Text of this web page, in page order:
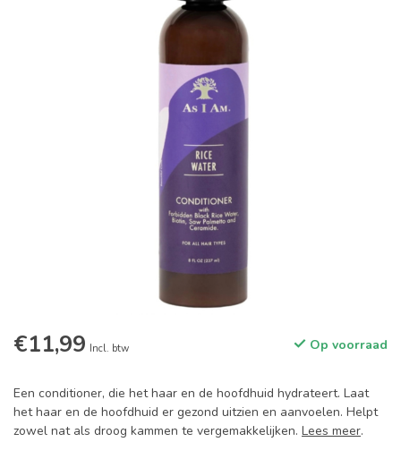
€11,99 Incl. btw Op voorraad
Een conditioner, die het haar en de hoofdhuid hydrateert. Laat
het haar en de hoofdhuid er gezond uitzien en aanvoelen. Helpt
zowel nat als droog kammen te vergemakkelijken. Lees meer.